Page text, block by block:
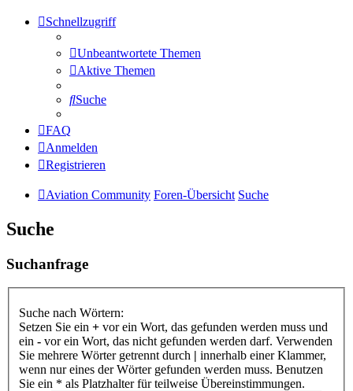
Schnellzugriff
Unbeantwortete Themen
Aktive Themen
Suche
FAQ
Anmelden
Registrieren
Aviation Community Foren-Übersicht Suche
Suche
Suchanfrage
Suche nach Wörtern:
Setzen Sie ein + vor ein Wort, das gefunden werden muss und
ein - vor ein Wort, das nicht gefunden werden darf. Verwenden
Sie mehrere Wörter getrennt durch | innerhalb einer Klammer,
wenn nur eines der Wörter gefunden werden muss. Benutzen
Sie ein * als Platzhalter für teilweise Übereinstimmungen.